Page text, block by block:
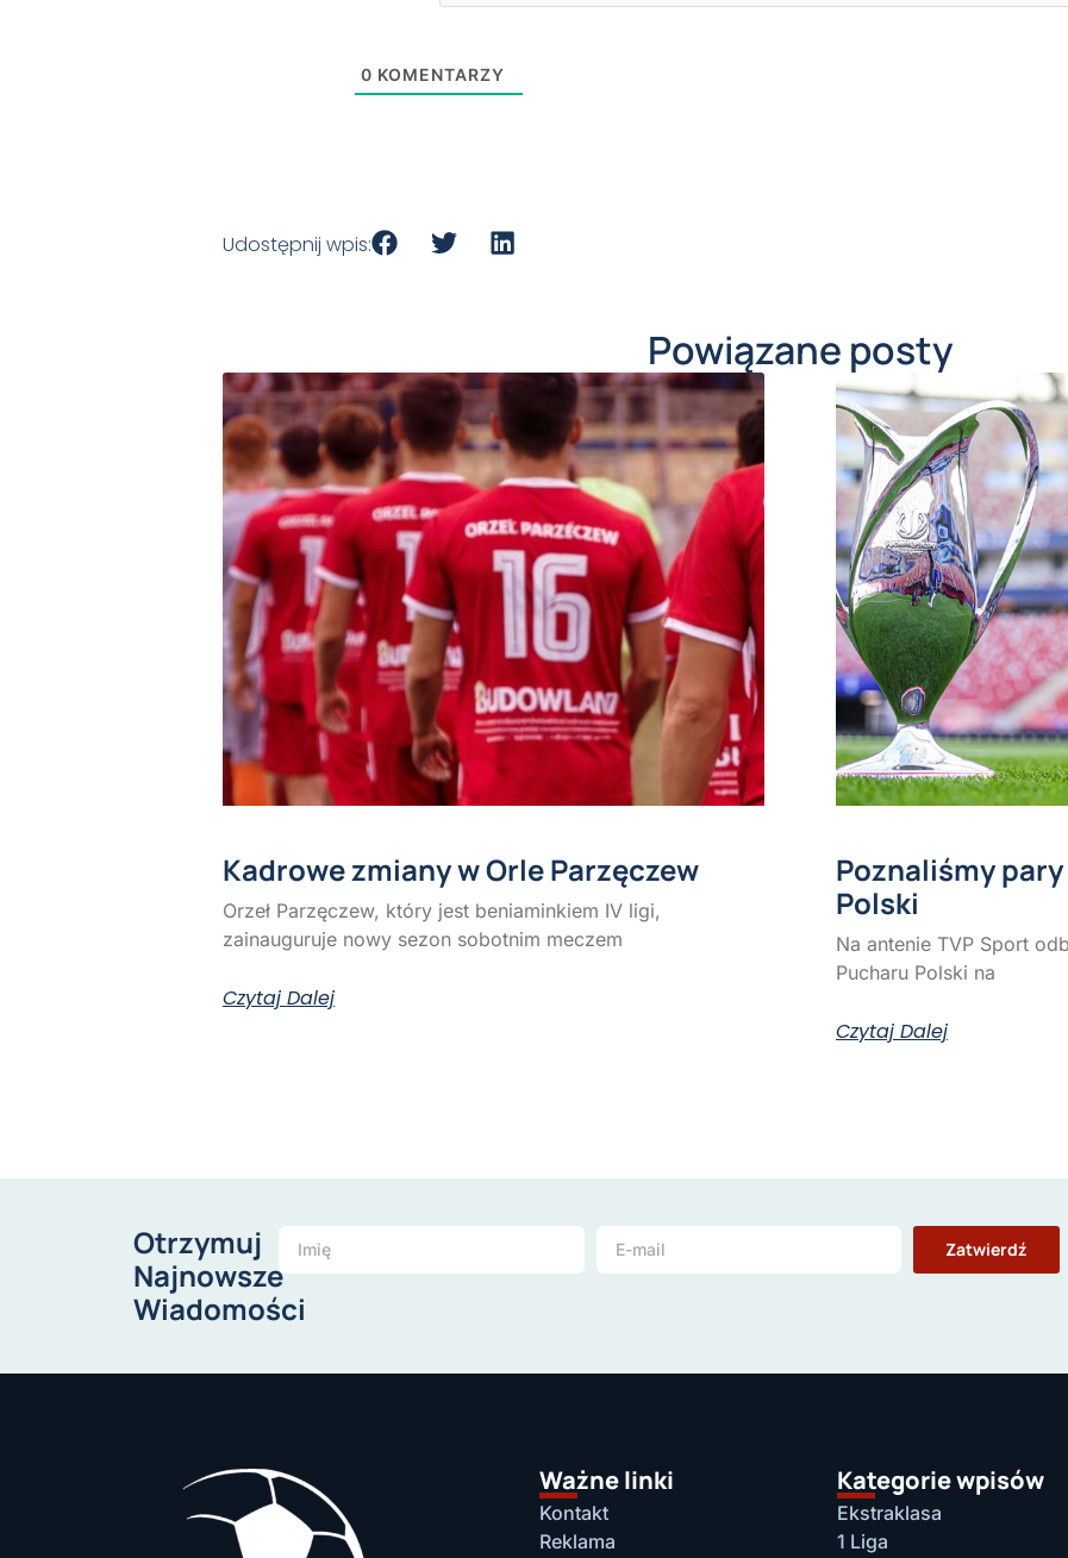
0 KOMENTARZY
Udostępnij wpis:
Powiązane posty
Kadrowe zmiany w Orle Parzęczew
Orzeł Parzęczew, który jest beniaminkiem IV ligi,
zainauguruje nowy sezon sobotnim meczem
Czytaj Dalej
Poznaliśmy
Polski
Na antenie TVP Sport
Pucharu Polski na
Czytaj Dalej
Otrzymuj
Najnowsze
Wiadomości
Zatwierdź
Ważne linki
Kontakt
Reklama
Kategorie wpisów
Ekstraklasa
1 Liga